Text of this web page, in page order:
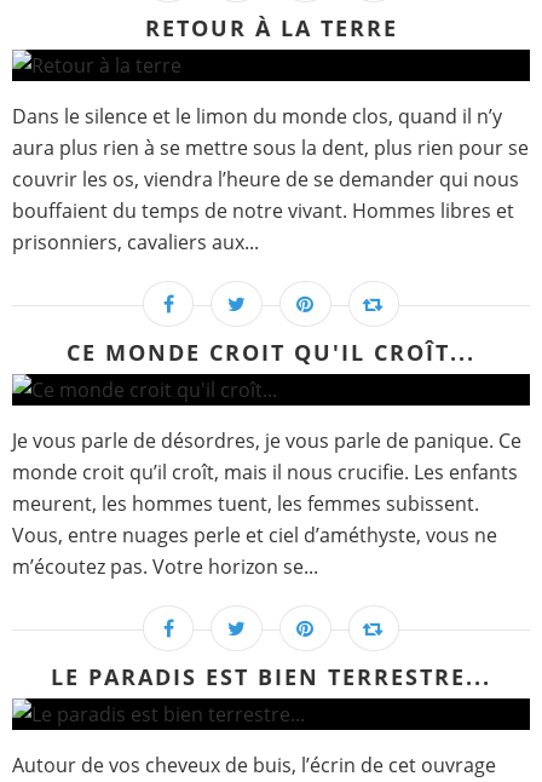
RETOUR À LA TERRE
Dans le silence et le limon du monde clos, quand il n’y
aura plus rien à se mettre sous la dent, plus rien pour se
couvrir les os, viendra l’heure de se demander qui nous
bouffaient du temps de notre vivant. Hommes libres et
prisonniers, cavaliers aux...
CE MONDE CROIT QU'IL CROÎT...
Je vous parle de désordres, je vous parle de panique. Ce
monde croit qu’il croît, mais il nous crucifie. Les enfants
meurent, les hommes tuent, les femmes subissent.
Vous, entre nuages perle et ciel d’améthyste, vous ne
m’écoutez pas. Votre horizon se...
LE PARADIS EST BIEN TERRESTRE...
Autour de vos cheveux de buis, l’écrin de cet ouvrage